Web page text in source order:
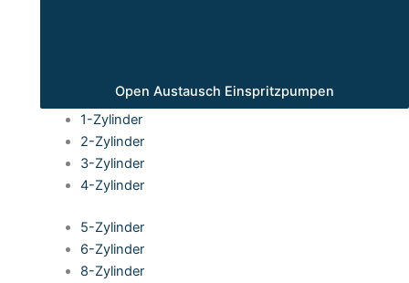
Open Austausch Einspritzpumpen
1-Zylinder
2-Zylinder
3-Zylinder
4-Zylinder
5-Zylinder
6-Zylinder
8-Zylinder